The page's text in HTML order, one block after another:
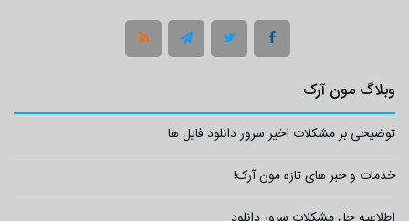
وبلاگ مون آرک
توضیحی بر مشکلات اخیر سرور دانلود فایل ها
خدمات و خبر های تازه مون آرک!